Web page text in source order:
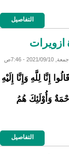
التفاصيل
ازويرات
جمعة, 2021/09/10 - 7:46ص
قَالُوا إِنَّا لِلَّهِ وَإِنَّا إِلَيْهِ
وَأُوْلَئِكَ هُمُ
التفاصيل